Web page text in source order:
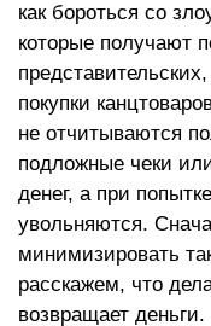
как бороться со
которые получают
покупки
не отчитываются
подложные чеки
денег, а при
увольняются.
минимизировать
расскажем, что
возвращает деньги.